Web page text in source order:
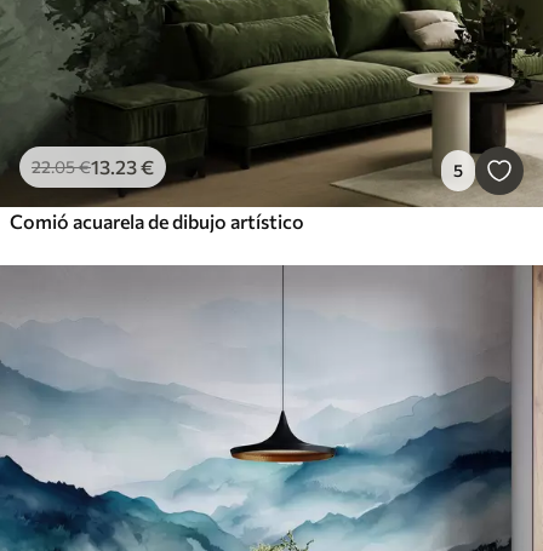
22.05€13.23€ 5
Comió acuarela de dibujo artístico